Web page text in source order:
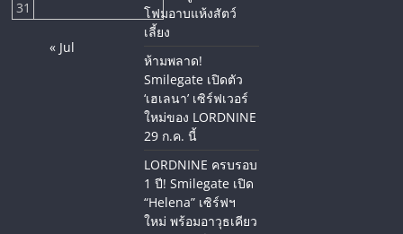
31
« Jul
โฟมอาบแห้งสัตว์
เลี้ยง
ห้ามพลาด!
Smilegate เปิดตัว
‘เฮเลนา’ เซิร์ฟเวอร์
ใหม่ของ LORDNINE
29 ก.ค. นี้
LORDNINE ครบรอบ
1 ปี! Smilegate เปิด
“Helena” เซิร์ฟฯ
ใหม่ พร้อมอาวุธเคียว